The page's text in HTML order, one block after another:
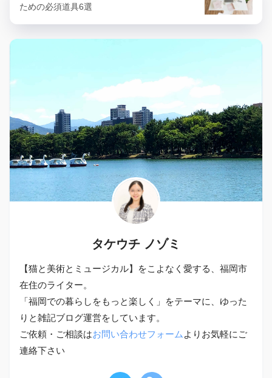
ための必須道具6選
タケウチ ノゾミ
【猫と美術とミュージカル】をこよなく愛する、福岡市
在住のライター。
「福岡での暮らしをもっと楽しく」をテーマに、ゆった
りと雑記ブログ運営をしています。
ご依頼・ご相談はお問い合わせフォーム よりお気軽にご
連絡下さい